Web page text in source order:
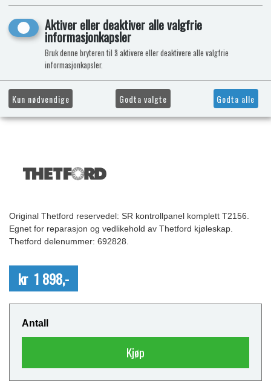
Original Thetford reservedel: SR kontrollpanel komplett T2156.
Egnet for reparasjon og vedlikehold av Thetford kjøleskap.
Thetford delenummer: 692828.
kr 1 898,-
Antall
Kjøp
Aktiver eller deaktiver alle valgfrie
informasjonkapsler
Bruk denne bryteren til å aktivere eller deaktivere alle valgfrie
informasjonkapsler.
Kun nødvendige Godta valgte Godta alle